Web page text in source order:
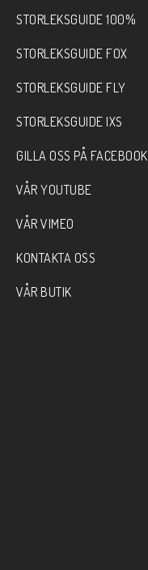
STORLEKSGUIDE 100%
STORLEKSGUIDE FOX
STORLEKSGUIDE FLY
STORLEKSGUIDE IXS
GILLA OSS PÅ FACEBOOK
VÅR YOUTUBE
VÅR VIMEO
KONTAKTA OSS
VÅR BUTIK